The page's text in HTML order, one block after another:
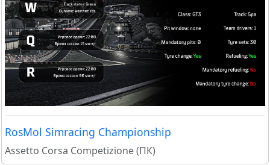
RosMol Simracing Championship
Assetto Corsa Competizione (ПК)